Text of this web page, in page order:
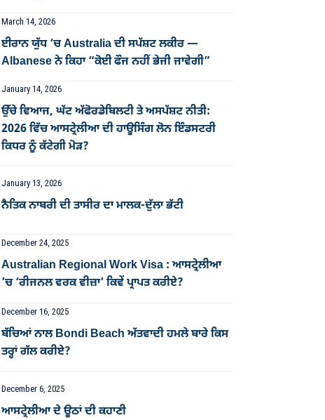
March 14, 2026
ਈਰਾਨ ਯੁੱਧ ‘ਚ Australia ਦੀ ਸਪੱਸ਼ਟ ਲਕੀਰ —
Albanese ਨੇ ਕਿਹਾ “ਕੋਈ ਫੌਜ ਨਹੀਂ ਭੇਜੀ ਜਾਵੇਗੀ”
January 14, 2026
ਉੱਚੇ ਵਿਆਜ, ਘੱਟ ਅੱਫੋਰਡੇਬਿਲਟੀ ਤੇ ਅਸਪੱਸ਼ਟ ਨੀਤੀ:
2026 ਵਿੱਚ ਆਸਟ੍ਰੇਲੀਆ ਦੀ ਹਾਊਸਿੰਗ ਲੋਨ ਇੰਡਸਟਰੀ
ਕਿਧਰ ਨੂੰ ਕੱਟੇਗੀ ਮੋੜ?
January 13, 2026
ਨੈਤਿਕ ਨਾਬਰੀ ਦੀ ਤਾਸੀਰ ਦਾ ਮਾਲਕ-ਦੁੱਲਾ ਭੱਟੀ
December 24, 2025
Australian Regional Work Visa : ਆਸਟ੍ਰੇਲੀਆ
’ਚ ‘ਰੀਜਨਲ ਵਰਕ ਵੀਜ਼ਾ’ ਕਿਵੇਂ ਪ੍ਰਾਪਤ ਕਰੀਏ?
December 16, 2025
ਬੱਚਿਆਂ ਨਾਲ Bondi Beach ਅੱਤਵਾਦੀ ਹਮਲੇ ਬਾਰੇ ਕਿਸ
ਤਰ੍ਹਾਂ ਗੱਲ ਕਰੀਏ?
December 6, 2025
ਆਸਟ੍ਰੇਲੀਆ ਦੇ ਊਠਾਂ ਦੀ ਕਹਾਣੀ